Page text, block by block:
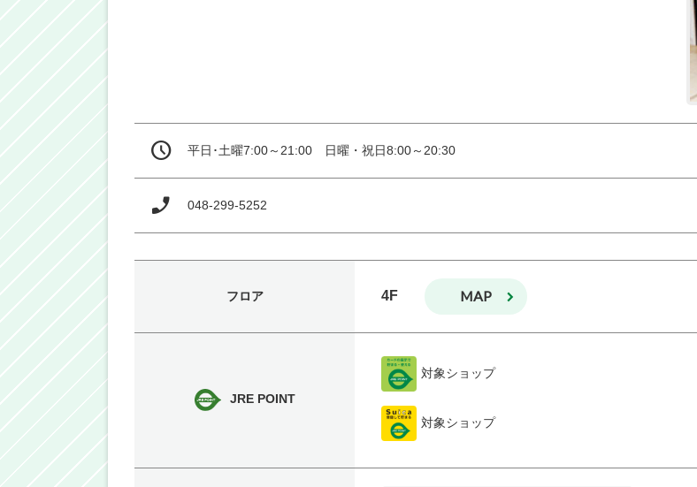
平日･土曜7:00～21:00　日曜・祝日8:00～20:30
048-299-5252
フロア 4F MAP
JRE POINT
対象ショップ
対象ショップ